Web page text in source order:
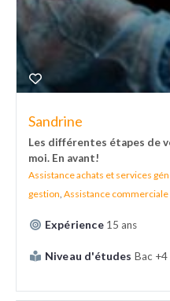
Sandrine
Les différentes étapes de
moi. En avant!
Assistance achats et services
gestion, Assistance commerciale
Expérience 15 ans
Niveau d'études Bac +4